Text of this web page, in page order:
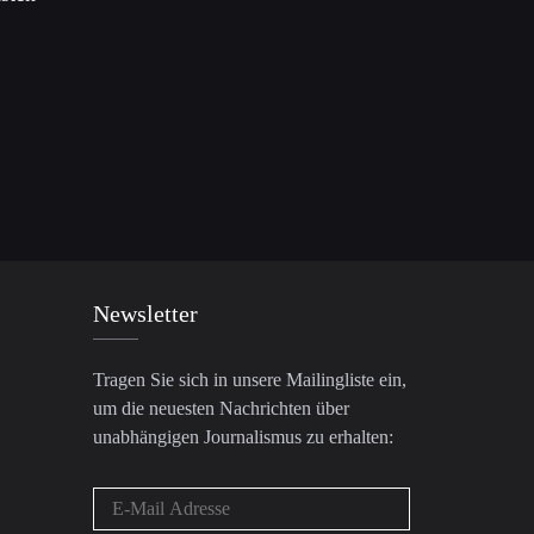
Newsletter
Tragen Sie sich in unsere Mailingliste ein,
um die neuesten Nachrichten über
unabhängigen Journalismus zu erhalten: